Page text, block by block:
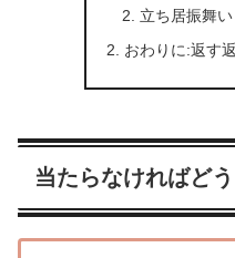
立ち居振舞い
おわりに:返す
当たらなければど